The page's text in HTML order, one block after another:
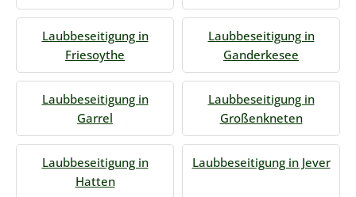
Laubbeseitigung in
Friesoythe
Laubbeseitigung in
Ganderkesee
Laubbeseitigung in
Garrel
Laubbeseitigung in
Großenkneten
Laubbeseitigung in
Hatten
Laubbeseitigung in Jever